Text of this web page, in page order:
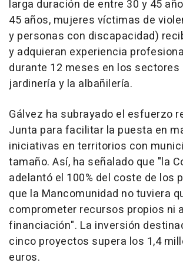
larga duración de entre 30 y 45
45 años, mujeres víctimas de
y personas con discapacidad)
y adquieran experiencia
durante 12 meses en los sectores
jardinería y la albañilería.
Gálvez ha subrayado el esfuerzo
Junta para facilitar la puesta en
iniciativas en territorios con
tamaño. Así, ha señalado que "la
adelantó el 100% del coste de los
que la Mancomunidad no tuviera
comprometer recursos propios ni
financiación". La inversión
cinco proyectos supera los 1,4
euros.